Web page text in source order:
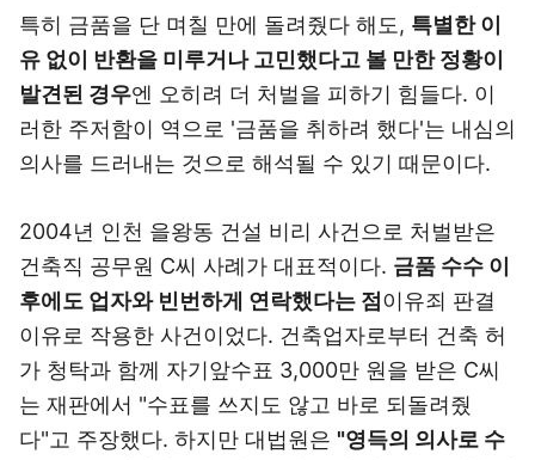
특히 금품을 단 며칠 만에 돌려줬다 해도, 특별한 이
유 없이 반환을 미루거나 고민했다고 볼 만한 정황이
발견된 경우엔 오히려 더 처벌을 피하기 힘들다. 이
러한 주저함이 역으로 '금품을 취하려 했다'는 내심의
의사를 드러내는 것으로 해석될 수 있기 때문이다.
2004년 인천 을왕동 건설 비리 사건으로 처벌받은
건축직 공무원 C씨 사례가 대표적이다. 금품 수수 이
후에도 업자와 빈번하게 연락했다는 점 이유죄 판결
이유로 작용한 사건이었다. 건축업자로부터 건축 허
가 청탁과 함께 자기앞수표 3,000만 원을 받은 C씨
는 재판에서 "수표를 쓰지도 않고 바로 되돌려줬
다"고 주장했다. 하지만 대법원은 "영득의 의사로 수